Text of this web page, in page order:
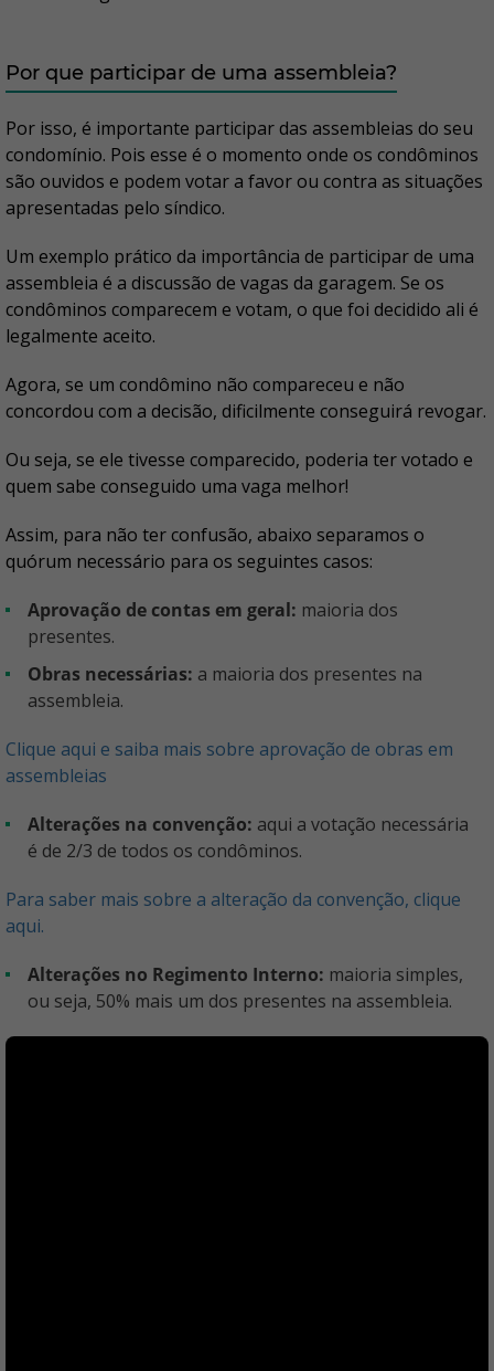
Por que participar de uma assembleia?
Por isso, é importante participar das assembleias do seu
condomínio. Pois esse é o momento onde os condôminos
são ouvidos e podem votar a favor ou contra as situações
apresentadas pelo síndico.
Um exemplo prático da importância de participar de uma
assembleia é a discussão de vagas da garagem. Se os
condôminos comparecem e votam, o que foi decidido ali é
legalmente aceito.
Agora, se um condômino não compareceu e não
concordou com a decisão, dificilmente conseguirá revogar.
Ou seja, se ele tivesse comparecido, poderia ter votado e
quem sabe conseguido uma vaga melhor!
Assim, para não ter confusão, abaixo separamos o
quórum necessário para os seguintes casos:
Aprovação de contas em geral: maioria dos
presentes.
Obras necessárias: a maioria dos presentes na
assembleia.
Clique aqui e saiba mais sobre aprovação de obras em
assembleias
Alterações na convenção: aqui a votação necessária
é de 2/3 de todos os condôminos.
Para saber mais sobre a alteração da convenção, clique
aqui.
Alterações no Regimento Interno: maioria simples,
ou seja, 50% mais um dos presentes na assembleia.